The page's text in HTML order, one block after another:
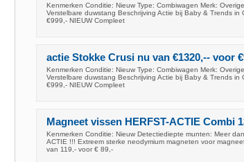
Kenmerken Conditie: Nieuw Type: Combiwagen Merk:
Verstelbare duwstang Beschrijving Actie bij Baby & Trends
€999,- NIEUW Compleet
actie Stokke Crusi nu van €1320,-- voor
Kenmerken Conditie: Nieuw Type: Combiwagen Merk:
Verstelbare duwstang Beschrijving Actie bij Baby & Trends
€999,- NIEUW Compleet
Magneet vissen HERFST-ACTIE Combi
Kenmerken Conditie: Nieuw Detectiediepte munten: Meer
ACTIE !!! Extreem sterke neodymium magneten voor
van 119,- voor € 89,-